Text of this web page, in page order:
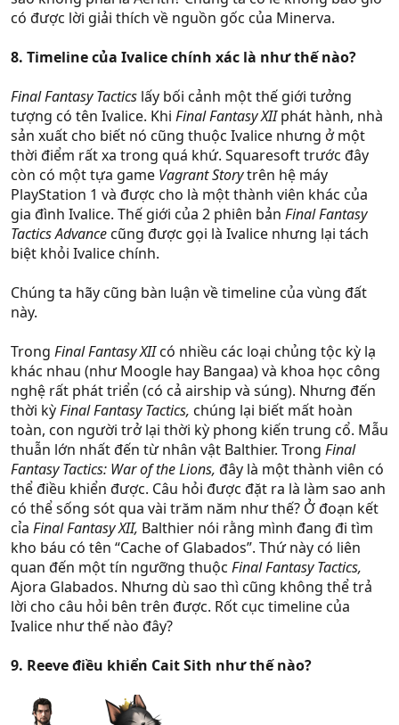
có được lời giải thích về nguồn gốc của Minerva.
8. Timeline của Ivalice chính xác là như thế nào?
Final Fantasy Tactics lấy bối cảnh một thế giới tưởng
tượng có tên Ivalice. Khi Final Fantasy XIIphát hành, nhà
sản xuất cho biết nó cũng thuộc Ivalice nhưng ở một
thời điểm rất xa trong quá khứ. Squaresoft trước đây
còn có một tựa game Vagrant Storytrên hệ máy
PlayStation 1 và được cho là một thành viên khác của
gia đình Ivalice. Thế giới của 2 phiên bản Final Fantasy
Tactics Advancecũng được gọi là Ivalice nhưng lại tách
biệt khỏi Ivalice chính.
Chúng ta hãy cũng bàn luận về timeline của vùng đất
này.
Trong Final Fantasy XIIcó nhiều các loại chủng tộc kỳ lạ
khác nhau (như Moogle hay Bangaa) và khoa học công
nghệ rất phát triển (có cả airship và súng). Nhưng đến
thời kỳFinal Fantasy Tactics, chúng lại biết mất hoàn
toàn, con người trở lại thời kỳ phong kiến trung cổ. Mẫu
thuẫn lớn nhất đến từ nhân vật Balthier. Trong Final
Fantasy Tactics: War of the Lions, đây là một thành viên có
thể điều khiển được. Câu hỏi được đặt ra là làm sao anh
có thể sống sót qua vài trăm năm như thế? Ở đoạn kết
cỉa Final Fantasy XII, Balthier nói rằng mình đang đi tìm
kho báu có tên “Cache of Glabados”. Thứ này có liên
quan đến một tín ngưỡng thuộc Final Fantasy Tactics,
Ajora Glabados. Nhưng dù sao thì cũng không thể trả
lời cho câu hỏi bên trên được. Rốt cục timeline của
Ivalice như thế nào đây?
9. Reeve điều khiển Cait Sith như thế nào?